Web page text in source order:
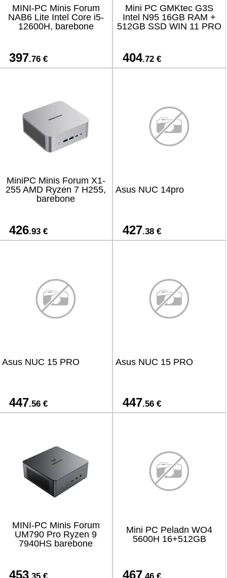
MINI-PC Minis Forum
NAB6 Lite Intel Core i5-
12600H, barebone
397.76 €
Mini PC GMKtec G3S
Intel N95 16GB RAM +
512GB SSD WIN 11 PRO
404.72 €
MiniPC Minis Forum X1-
255 AMD Ryzen 7 H255,
barebone
426.93 €
Asus NUC 14pro
427.38 €
Asus NUC 15 PRO
447.56 €
Asus NUC 15 PRO
447.56 €
MINI-PC Minis Forum
UM790 Pro Ryzen 9
7940HS barebone
453
Mini PC Peladn WO4
5600H 16+512GB
467